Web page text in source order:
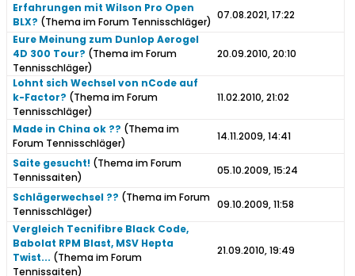
Erfahrungen mit Wilson Pro Open
BLX? (Thema im Forum Tennisschläger)
07.08.2021, 17:22
Eure Meinung zum Dunlop Aerogel
4D 300 Tour? (Thema im Forum
Tennisschläger)
20.09.2010, 20:10
Lohnt sich Wechsel von nCode auf
k-Factor? (Thema im Forum
Tennisschläger)
11.02.2010, 21:02
Made in China ok ?? (Thema im
Forum Tennisschläger)
14.11.2009, 14:41
Saite gesucht! (Thema im Forum
Tennissaiten)
05.10.2009, 15:24
Schlägerwechsel ?? (Thema im Forum
Tennisschläger)
09.10.2009, 11:58
Vergleich Tecnifibre Black Code,
Babolat RPM Blast, MSV Hepta
Twist... (Thema im Forum
Tennissaiten)
21.09.2010, 19:49